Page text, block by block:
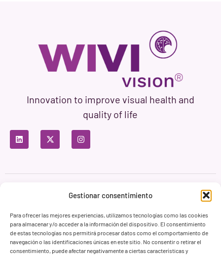
Gestionar consentimiento
Para ofrecer las mejores experiencias, utilizamos tecnologías como las cookies
para almacenar y/o acceder a la información del dispositivo. El consentimiento
de estas tecnologías nos permitirá procesar datos como el comportamiento de
navegación o las identificaciones únicas en este sitio. No consentir o retirar el
consentimiento, puede afectar negativamente a ciertas características y
Innovation to improve visual health and
quality of life
Privacy Policy Terms of Use
Cookie Policy